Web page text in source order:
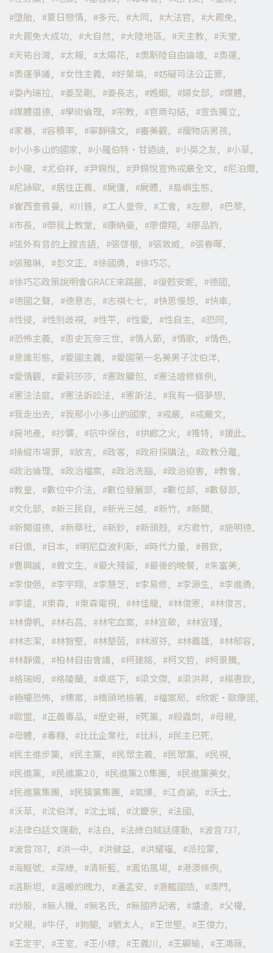
墮胎
夏日戀情 多元 大同 大法官
大罷免
大罷免大成功
大自然 大陸地區 天主教
天堂
天祐台灣
太報 太陽花 奧斯陸自由論壇
奧運
奧運爭議
女性主義 好萊塢
妨礙司法公正罪
委內瑞拉
姜至剛 姜長志 婚姻 婦女部
媒體
媒體道德
學術倫理 宗教 官商勾結
宣告獨立
家暴
容積率 寧靜禱文 審美觀
寵物店男孩
小小多山的國家
小羅伯特·甘迺迪 小英之友
小草
小龍
尤伯祥 尹錫悅 尹錫悅宣佈戒嚴全文
尼泊爾
尼詠歐
居住正義 屍僵 屍體
島嶼生態
崔西查普曼
川普 工人皇帝 工會 左膠
巴黎
市長
帶我上教堂 康納曼 廖偉翔
廖品鈞
弦外有音的上膛言語
張啓楷 張敦威
張春暉
張雅琳
彭文正 徐國勇
徐巧芯
徐巧芯政策說明會GRACE來踢館
復甦安妮
德國
德國之聲
德意志 志祺七七 快思慢想
快車
性侵
性別歧視 性平 性愛 性自主
恐同
恐怖主義
恩史瓦帝三世 情人節 情歌
情色
意識形態
愛國主義
愛國第一名美男子沈伯洋
愛情觀
愛莉莎莎 憲政膿包
憲法增修條例
憲法法庭
憲法訴訟法 憲訴法
我有一個夢想
我走出去
我那小小多山的國家 戒嚴
戒嚴文
房地產
抄襲 抗中保台 拱廊之火 推特
援此
操縱市場罪
放言 政客 政府採購法
政教分離
政治倫理
政治檔案 政治洗腦 政治迫害
教會
教皇
數位中介法 數位發展部 數位部
數發部
文化部
新三民自 新光三越 新竹
新聞
新聞道德
新華社 新鈔 新頭殼 方君竹
施明德
日僑
日本 明尼亞波利斯 時代力量
普欽
曹興誠
曾文生 最大殘留 最後的晚餐
朱富美
李俊俋
李宇翔 李慧芝 李易修 李源生
李進勇
李遠
東森 東森電視 林佳龍 林俊憲
林俊言
林偉帆
林右昌 林宅血案 林宜敬
林宜瑾
林志潔
林智堅 林楚茵 林淑芬 林義雄
林郁容
林靜儀
柏林自由會議 柯建銘 柯文哲
柯景騰
格瑞姆
格陵蘭 桌底下 梁文傑 梁洪昇
楊惠欽
極權恐怖
標案 橋頭地檢署 檔案局
欣妮·歐康諾
歐盟
正義毒品 歷史哥 死黨 殺蟲劑
母親
母體
毒癮 比比企業社 比科
民主已死
民主進步黨
民主黨 民眾主義 民眾黨
民視
民進黨
民進黨2.0 民進黨2.0集團
民進黨美女
民進黨集團
民鏡黨集團 氣爆 江貞諭
沃土
沃草
沈伯洋 沈土城 沈慶京
法國
法律白話文運動
法白 法綠白賊話運動
波音737
波音787
洪一中 洪健益 洪耀福
派拉蒙
海鯤號
深綠 清新藍 渢佑風場
港澳條例
溫斯坦
溫暖的魄力 潘孟安 潛艦國造
澳門
炒股
無人機 無名氏 無國界記者 爐渣
父權
父親
牛仔 狗腿 猶太人 王世堅
王俊力
王定宇
王室 王小棣 王義川 王顯瑜
王鴻薇